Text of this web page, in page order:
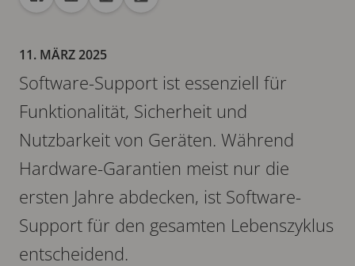
11. MÄRZ 2025
Software-Support ist essenziell für
Funktionalität, Sicherheit und
Nutzbarkeit von Geräten. Während
Hardware-Garantien meist nur die
ersten Jahre abdecken, ist Software-
Support für den gesamten Lebenszyklus
entscheidend.